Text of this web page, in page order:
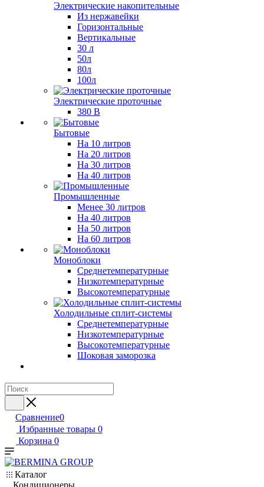
Электрические накопительные
Из нержавейки
Горизонтальные
Вертикальные
30 л
50л
80л
100л
Электрические проточные
380 В
Бытовые
На 10 литров
На 20 литров
На 30 литров
На 40 литров
Промышленные
Менее 30 литров
На 40 литров
На 50 литров
На 60 литров
Моноблоки
Среднетемпературные
Низкотемпературные
Высокотемпературные
Холодильные сплит-системы
Среднетемпературные
Низкотемпературные
Высокотемпературные
Шоковая заморозка
Сравнение0
Избранные товары 0
Корзина 0
Каталог
Кондиционеры